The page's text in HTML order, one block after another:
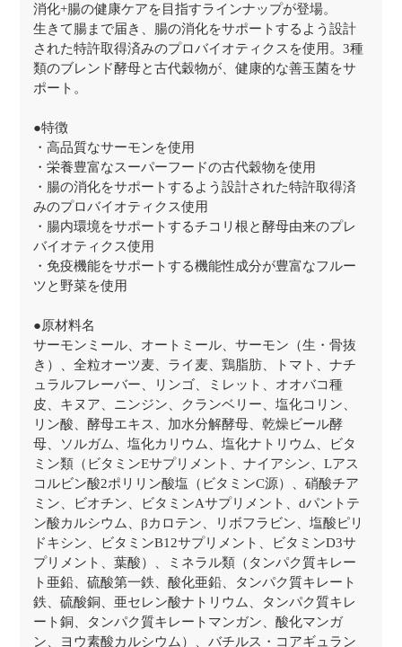
消化+腸の健康ケアを目指すラインナップが登場。
生きて腸まで届き、腸の消化をサポートするよう設計
された特許取得済みのプロバイオティクスを使用。3種
類のブレンド酵母と古代穀物が、健康的な善玉菌をサ
ポート。
●特徴
・高品質なサーモンを使用
・栄養豊富なスーパーフードの古代穀物を使用
・腸の消化をサポートするよう設計された特許取得済
みのプロバイオティクス使用
・腸内環境をサポートするチコリ根と酵母由来のプレ
バイオティクス使用
・免疫機能をサポートする機能性成分が豊富なフルー
ツと野菜を使用
●原材料名
サーモンミール、オートミール、サーモン（生・骨抜
き）、全粒オーツ麦、ライ麦、鶏脂肪、トマト、ナチ
ュラルフレーバー、リンゴ、ミレット、オオバコ種
皮、キヌア、ニンジン、クランベリー、塩化コリン、
リン酸、酵母エキス、加水分解酵母、乾燥ビール酵
母、ソルガム、塩化カリウム、塩化ナトリウム、ビタ
ミン類（ビタミンEサプリメント、ナイアシン、Lアス
コルビン酸2ポリリン酸塩（ビタミンC源）、硝酸チア
ミン、ビオチン、ビタミンAサプリメント、dパントテ
ン酸カルシウム、βカロテン、リボフラビン、塩酸ピリ
ドキシン、ビタミンB12サプリメント、ビタミンD3サ
プリメント、葉酸）、ミネラル類（タンパク質キレー
ト亜鉛、硫酸第一鉄、酸化亜鉛、タンパク質キレート
鉄、硫酸銅、亜セレン酸ナトリウム、タンパク質キレ
ート銅、タンパク質キレートマンガン、酸化マンガ
ン、ヨウ素酸カルシウム）、バチルス・コアギュラン